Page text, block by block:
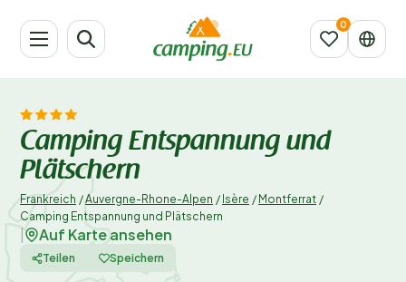
Camping Entspannung und
Plätschern
Frankreich /Auvergne-Rhone-Alpen / Isère / Montferrat /
Camping Entspannung und Plätschern
Auf Karte ansehen
Teilen Speichern